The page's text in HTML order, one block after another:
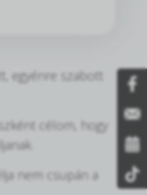
egyénre szabott
célom, hogy
nem csupán a